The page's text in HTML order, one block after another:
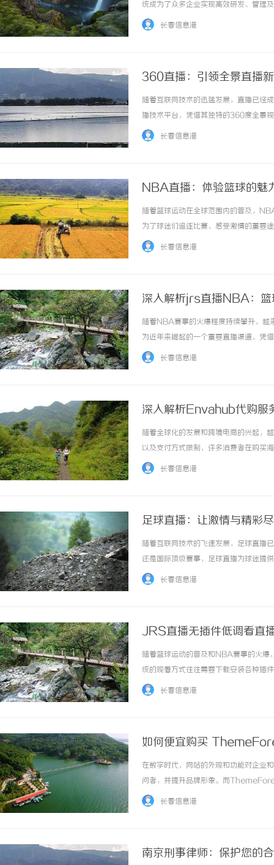
统成为了众多企业实现高效研发、管理
通过多种功能来提升团队的协作效率、
长春信息港
360直播：引领全景直播
随着互联网技术的迅猛发展，直播已经
播技术平台，凭借其独特的360度全景
多采用固定或有限视角进行拍摄，观众
长春信息港
NBA直播：体验篮球的魅
随着篮球运动在全球范围内的普及，
为了球迷们追逐比赛、感受激情的重要
丰富了球迷的观看体验。首先，NBA直
长春信息港
深入解析jrs直播NBA：篮
随着NBA赛事的火爆程度持续攀升，
为近年来崛起的一个重要直播渠道，凭
NBA平台提供了多样化的观看方式。无
长春信息港
深入解析Envahub代购服
随着全球化的发展和跨境电商的兴起，
以及支付方式限制，许多消费者在购买
而生，成为连接消费者与海外商品的重
长春信息港
足球直播：让激情与精彩
随着互联网技术的飞速发展，足球直播
还是国际顶级赛事，足球直播为球迷提
彩瞬间。首先，足球直播打破了时间和
长春信息港
JRS直播无插件低调看直
随着篮球运动的普及和NBA赛事的火
统的观看方式往往需要下载安装各种插
无插件低调看直播NBA的服务，满足
长春信息港
如何便宜购买
在数字时代，网站的外观和功能对企业
问者，并提升品牌形象。而
择。然而，许多人在购买模板时感到
长春信息港
南京刑事律师：保护您的